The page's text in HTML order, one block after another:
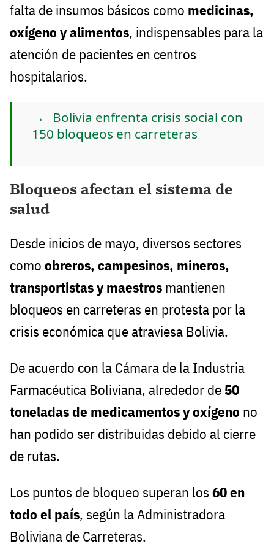
falta de insumos básicos como medicinas,
oxígeno y alimentos, indispensables para la
atención de pacientes en centros
hospitalarios.
Bolivia enfrenta crisis social con
150 bloqueos en carreteras
Bloqueos afectan el sistema de
salud
Desde inicios de mayo, diversos sectores
como obreros, campesinos, mineros,
transportistas y maestros mantienen
bloqueos en carreteras en protesta por la
crisis económica que atraviesa Bolivia.
De acuerdo con la Cámara de la Industria
Farmacéutica Boliviana, alrededor de 50
toneladas de medicamentos y oxígeno no
han podido ser distribuidas debido al cierre
de rutas.
Los puntos de bloqueo superan los 60 en
todo el país, según la Administradora
Boliviana de Carreteras.